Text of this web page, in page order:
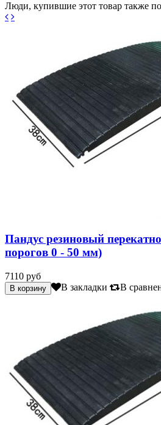
Люди, купившие этот товар также
Пандус резиновый
порогов 0 - 50 мм)
7110 руб
В закладки В